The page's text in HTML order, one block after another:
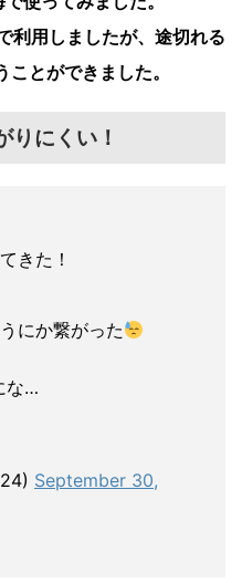
利用しましたが、途切れる
とができました。
にくい！
きた！
にか繋がった
な…
September 30,